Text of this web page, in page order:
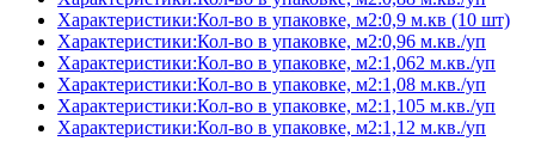
Характеристики:Кол-во в упаковке, м2:0,9 м.кв (10 шт)
Характеристики:Кол-во в упаковке, м2:0,96 м.кв./уп
Характеристики:Кол-во в упаковке, м2:1,062 м.кв./уп
Характеристики:Кол-во в упаковке, м2:1,08 м.кв./уп
Характеристики:Кол-во в упаковке, м2:1,105 м.кв./уп
Характеристики:Кол-во в упаковке, м2:1,12 м.кв./уп